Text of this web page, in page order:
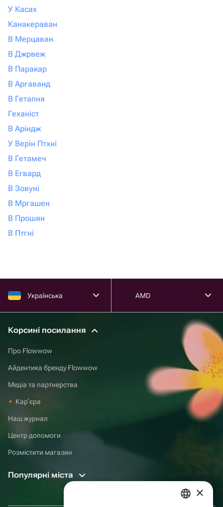
У Касах
Канакераван
В Мерцаван
В Джрвеж
В Паракар
В Аргаванд
В Гетапня
Геханіст
В Аріндж
У Верін Птхні
В Гетамеч
В Егвард
В Зовуні
В Мргашен
В Прошян
В Птгні
Українська AMD
Корсині посилання
Про Flowwow
Айдентика бренду Flowwow
Медіа та партнерства
Карʼєра
Наш журнал
Центр допомоги
Розмістити магазин
Популярні міста
×